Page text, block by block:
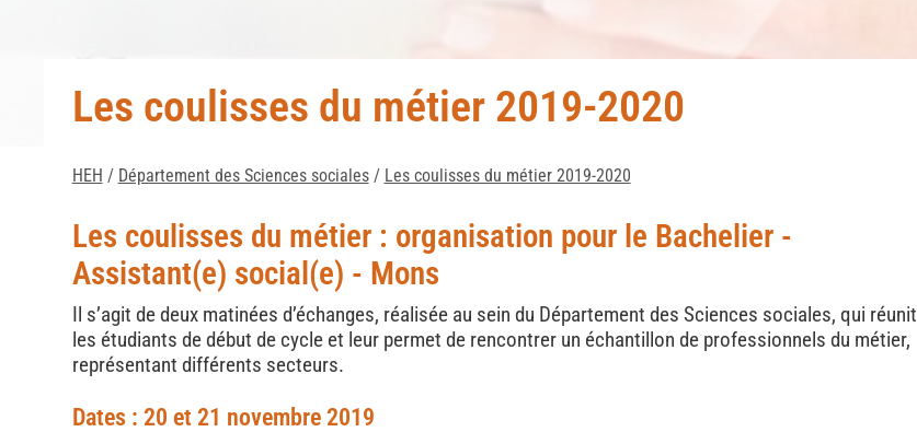
Les coulisses du métier 2019-2020
HEH / Département des Sciences sociales/ Les coulisses du métier 2019-2020
Les coulisses du métier : organisation pour le Bachelier -
Assistant(e) social(e) - Mons
Il s’agit de deux matinées d’échanges, réalisée au sein du Département des Sciences sociales, qui réunit
les étudiants de début de cycle et leur permet de rencontrer un échantillon de professionnels du métier,
représentant différents secteurs.
Dates : 20 et 21 novembre 2019